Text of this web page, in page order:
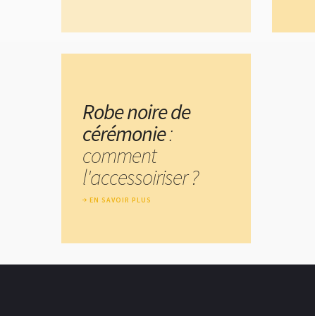
Robe noire de
cérémonie:
comment
l'accessoiriser ?
EN SAVOIR PLUS